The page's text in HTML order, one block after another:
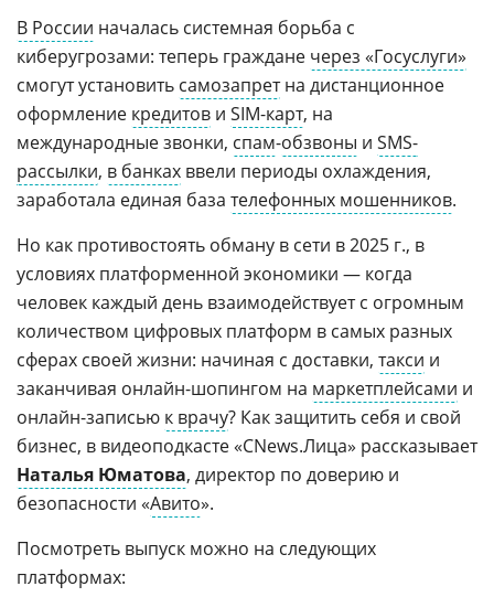
В России началась системная борьба с
киберугрозами: теперь граждане через «Госуслуги»
смогут установить самозапретна дистанционное
оформление кредитов и SIM-карт, на
международные звонки, спам-обзвоны и SMS-
рассылки, в банках ввели периоды охлаждения,
заработала единая база телефонных мошенников.
Но как противостоять обману в сети в 2025 г., в
условиях платформенной экономики — когда
человек каждый день взаимодействует с огромным
количеством цифровых платформ в самых разных
сферах своей жизни: начиная с доставки, такси и
заканчивая онлайн-шопингом на маркетплейсами и
онлайн-записью к врачу? Как защитить себя и свой
бизнес, в видеоподкасте «CNews.Лица» рассказывает
Наталья Юматова, директор по доверию и
безопасности «Авито».
Посмотреть выпуск можно на следующих
платформах: